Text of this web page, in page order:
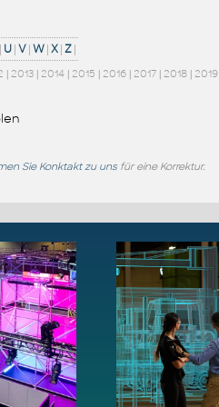
U |V |W |X |Z |
| 2013 | 2014 | 2015 | 2016 | 2017 | 2018 | 2019
Sie Konktakt zu uns für eine Korrektur.